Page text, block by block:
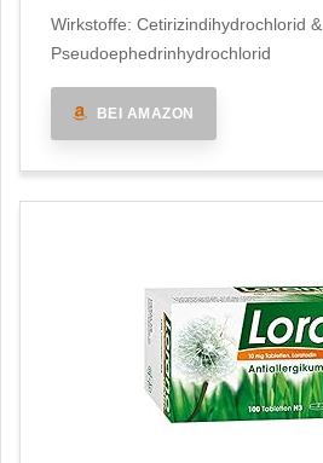
Wirkstoffe: Cetirizindihydrochlorid &
Pseudoephedrinhydrochlorid
BEI AMAZON